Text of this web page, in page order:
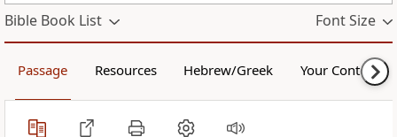
Bible Book List Font Size
Passage Resources Hebrew/Greek Your Content